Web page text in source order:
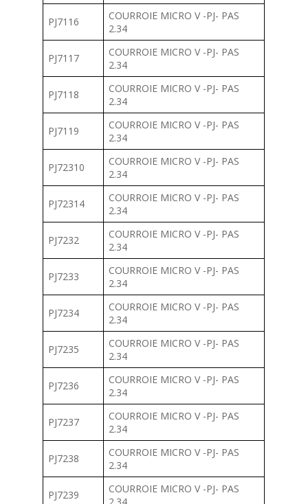
PJ7116
COURROIE MICRO V -PJ- PAS
2.34
PJ7117
COURROIE MICRO V -PJ- PAS
2.34
PJ7118
COURROIE MICRO V -PJ- PAS
2.34
PJ7119
COURROIE MICRO V -PJ- PAS
2.34
PJ72310
COURROIE MICRO V -PJ- PAS
2.34
PJ72314
COURROIE MICRO V -PJ- PAS
2.34
PJ7232
COURROIE MICRO V -PJ- PAS
2.34
PJ7233
COURROIE MICRO V -PJ- PAS
2.34
PJ7234
COURROIE MICRO V -PJ- PAS
2.34
PJ7235
COURROIE MICRO V -PJ- PAS
2.34
PJ7236
COURROIE MICRO V -PJ- PAS
2.34
PJ7237
COURROIE MICRO V -PJ- PAS
2.34
PJ7238
COURROIE MICRO V -PJ- PAS
2.34
PJ7239
COURROIE MICRO V -PJ- PAS